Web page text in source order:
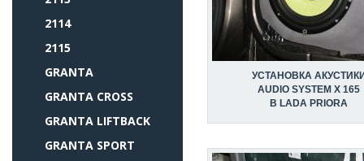
2114
2115
GRANTA
GRANTA CROSS
GRANTA LIFTBACK
GRANTA SPORT
УСТАНОВКА
AUDIO SYSTEM X 165
В LADA PRIORA